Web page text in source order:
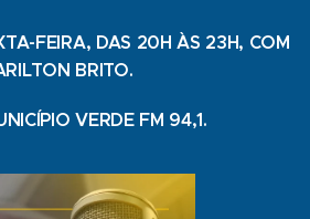
FEIRA, DAS 20H ÀS 23H, COM
BRITO.
VERDE FM 94,1.